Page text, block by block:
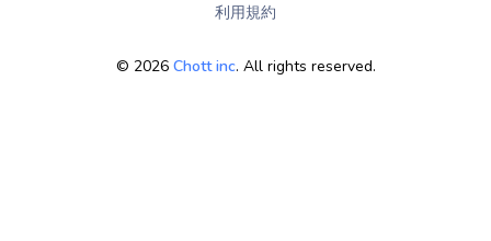
利用規約
© 2026 Chott inc. All rights reserved.